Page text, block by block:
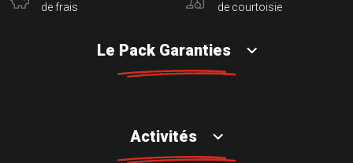
de frais
de courtoisie
Le Pack Garanties
Activités